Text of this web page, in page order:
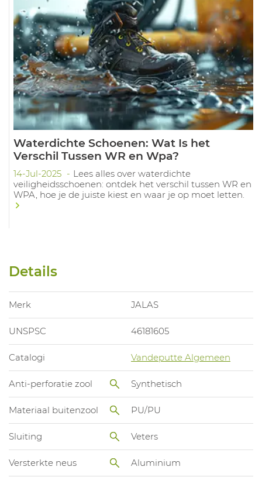
Waterdichte Schoenen: Wat Is het
Verschil Tussen WR en Wpa?
14-Jul-2025
Lees alles over waterdichte
veiligheidsschoenen: ontdek het verschil tussen WR en
WPA, hoe je de juiste kiest en waar je op moet letten.
Details
Merk JALAS
UNSPSC 46181605
Catalogi Vandeputte Algemeen
Anti-perforatie zool Synthetisch
Materiaal buitenzool PU/PU
Sluiting Veters
Versterkte neus Aluminium